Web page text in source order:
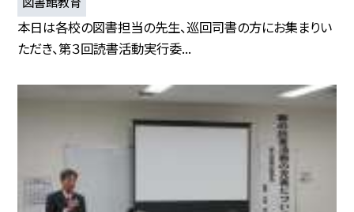
本日は各校の図書担当の先生、巡回司書の方にお集まりい
ただき、第３回読書活動実行委...